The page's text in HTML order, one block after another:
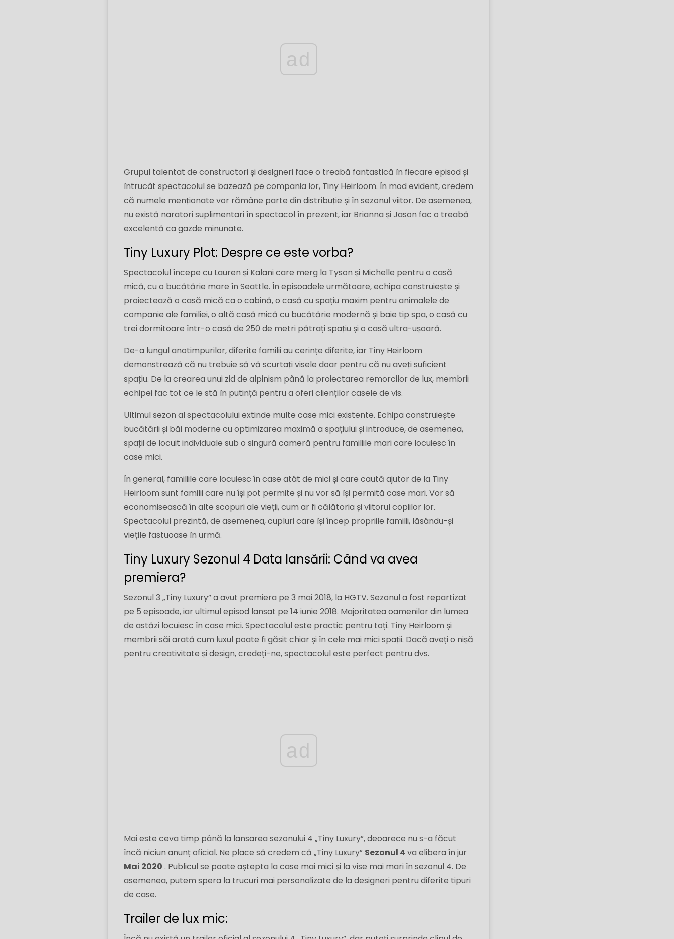
ad
Grupul talentat de constructori și designeri face o treabă fantastică în fiecare episod și
întrucât spectacolul se bazează pe compania lor, Tiny Heirloom. În mod evident, credem
că numele menționate vor rămâne parte din distribuție și în sezonul viitor. De asemenea,
nu există naratori suplimentari în spectacol în prezent, iar Brianna și Jason fac o treabă
excelentă ca gazde minunate.
Tiny Luxury Plot: Despre ce este vorba?
Spectacolul începe cu Lauren și Kalani care merg la Tyson și Michelle pentru o casă
mică, cu o bucătărie mare în Seattle. În episoadele următoare, echipa construiește și
proiectează o casă mică ca o cabină, o casă cu spațiu maxim pentru animalele de
companie ale familiei, o altă casă mică cu bucătărie modernă și baie tip spa, o casă cu
trei dormitoare într-o casă de 250 de metri pătrați spațiu și o casă ultra-ușoară.
De-a lungul anotimpurilor, diferite familii au cerințe diferite, iar Tiny Heirloom
demonstrează că nu trebuie să vă scurtați visele doar pentru că nu aveți suficient
spațiu. De la crearea unui zid de alpinism până la proiectarea remorcilor de lux, membrii
echipei fac tot ce le stă în putință pentru a oferi clienților casele de vis.
Ultimul sezon al spectacolului extinde multe case mici existente. Echipa construiește
bucătării și băi moderne cu optimizarea maximă a spațiului și introduce, de asemenea,
spații de locuit individuale sub o singură cameră pentru familiile mari care locuiesc în
case mici.
În general, familiile care locuiesc în case atât de mici și care caută ajutor de la Tiny
Heirloom sunt familii care nu își pot permite și nu vor să își permită case mari. Vor să
economisească în alte scopuri ale vieții, cum ar fi călătoria și viitorul copiilor lor.
Spectacolul prezintă, de asemenea, cupluri care își încep propriile familii, lăsându-și
viețile fastuoase în urmă.
Tiny Luxury Sezonul 4 Data lansării: Când va avea
premiera?
Sezonul 3 „Tiny Luxury” a avut premiera pe 3 mai 2018, la HGTV. Sezonul a fost repartizat
pe 5 episoade, iar ultimul episod lansat pe 14 iunie 2018. Majoritatea oamenilor din lumea
de astăzi locuiesc în case mici. Spectacolul este practic pentru toți. Tiny Heirloom și
membrii săi arată cum luxul poate fi găsit chiar și în cele mai mici spații. Dacă aveți o nișă
pentru creativitate și design, credeți-ne, spectacolul este perfect pentru dvs.
ad
Mai este ceva timp până la lansarea sezonului 4 „Tiny Luxury”, deoarece nu s-a făcut
încă niciun anunț oficial. Ne place să credem că „Tiny Luxury” Sezonul 4 va elibera în jur
Mai 2020 . Publicul se poate aștepta la case mai mici și la vise mai mari în sezonul 4. De
asemenea, putem spera la trucuri mai personalizate de la designeri pentru diferite tipuri
de case.
Trailer de lux mic: